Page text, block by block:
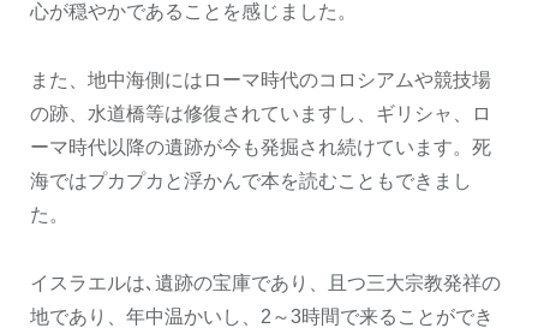
心が穏やかであることを感じました。
また、地中海側にはローマ時代のコロシアムや競技場
の跡、水道橋等は修復されていますし、ギリシャ、ロ
ーマ時代以降の遺跡が今も発掘され続けています。死
海ではプカプカと浮かんで本を読むこともできまし
た。
イスラエルは､遺跡の宝庫であり、且つ三大宗教発祥の
地であり、年中温かいし、2～3時間で来ることができ